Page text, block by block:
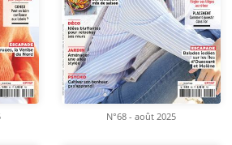
N°68 - août 2025